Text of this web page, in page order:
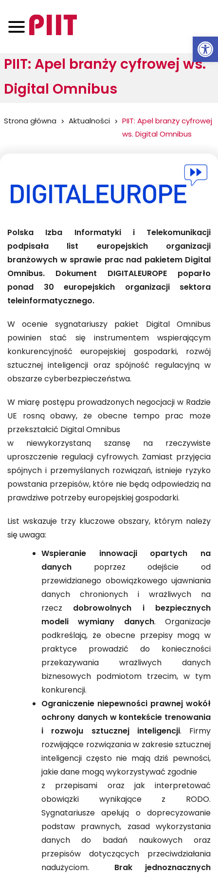
PIIT: Apel branży cyfrowej ws.
Digital Omnibus
Jesteś
Strona główna Aktualności
PIIT: Apel branży cyfrowej
ws. Digital Omnibus
Polska Izba Informatyki i Telekomunikacji
podpisała list europejskich organizacji
branżowych w sprawie prac nad pakietem Digital
Omnibus. Dokument DIGITALEUROPE poparło
ponad 30 europejskich organizacji sektora
teleinformatycznego.
W ocenie sygnatariuszy pakiet Digital Omnibus
powinien stać się instrumentem wspierającym
konkurencyjność europejskiej gospodarki, rozwój
sztucznej inteligencji oraz spójność regulacyjną w
obszarze cyberbezpieczeństwa.
W miarę postępu prowadzonych negocjacji w Radzie
UE rosną obawy, że obecne tempo prac może
przekształcić Digital Omnibus
w niewykorzystaną szansę na rzeczywiste
uproszczenie regulacji cyfrowych. Zamiast przyjęcia
spójnych i przemyślanych rozwiązań, istnieje ryzyko
powstania przepisów, które nie będą odpowiedzią na
prawdziwe potrzeby europejskiej gospodarki.
List wskazuje trzy kluczowe obszary, którym należy
się uwaga:
Wspieranie innowacji opartych na
danych poprzez odejście od
przewidzianego obowiązkowego ujawniania
danych chronionych i wrażliwych na
rzecz dobrowolnych i bezpiecznych
modeli wymiany danych. Organizacje
podkreślają, że obecne przepisy mogą w
praktyce prowadzić do konieczności
przekazywania wrażliwych danych
biznesowych podmiotom trzecim, w tym
konkurencji.
Ograniczenie niepewności prawnej wokół
ochrony danych w kontekście trenowania
i rozwoju sztucznej inteligencji. Firmy
rozwijające rozwiązania w zakresie sztucznej
inteligencji często nie mają dziś pewności,
jakie dane mogą wykorzystywać zgodnie
z przepisami oraz jak interpretować
obowiązki wynikające z RODO.
Sygnatariusze apelują o doprecyzowanie
podstaw prawnych, zasad wykorzystania
danych do badań naukowych oraz
przepisów dotyczących przeciwdziałania
nadużyciom.
Brak jednoznacznych